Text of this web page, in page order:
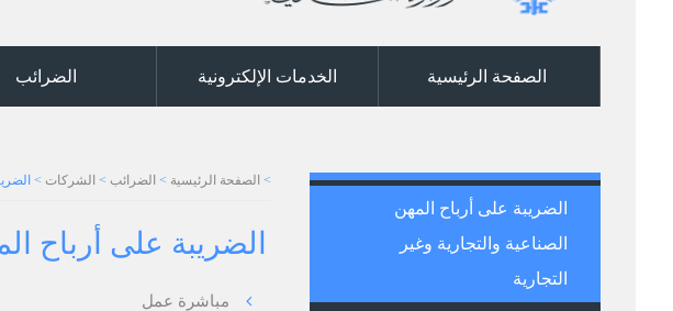
الصفحة الرئيسية الخدمات الإلكترونية الضرائب
الضريبة على أرباح المهن
الصناعية والتجارية وغير
التجارية
> الصفحة الرئيسية > الضرائب > الشركات >
الضريبة على أرباح
مباشرة عمل